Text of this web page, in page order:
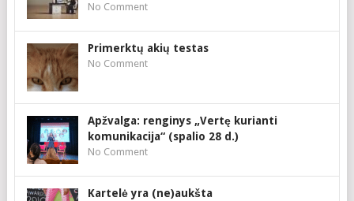
No Comment
Primerktų akių testas
No Comment
Apžvalga: renginys „Vertę kurianti
komunikacija“ (spalio 28 d.)
No Comment
Kartelė yra (ne)aukšta